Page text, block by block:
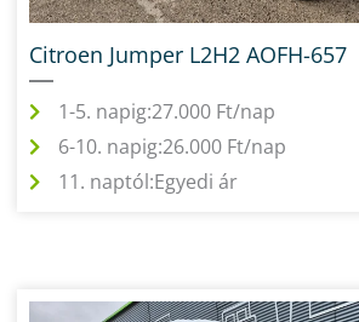
Citroen Jumper L2H2 AOFH-657
1-5. napig:27.000 Ft/nap
6-10. napig:26.000 Ft/nap
11. naptól:Egyedi ár